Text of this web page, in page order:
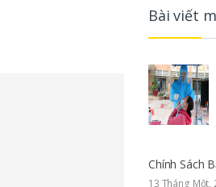
Bài viết
Chính Sách
13 Tháng Một,